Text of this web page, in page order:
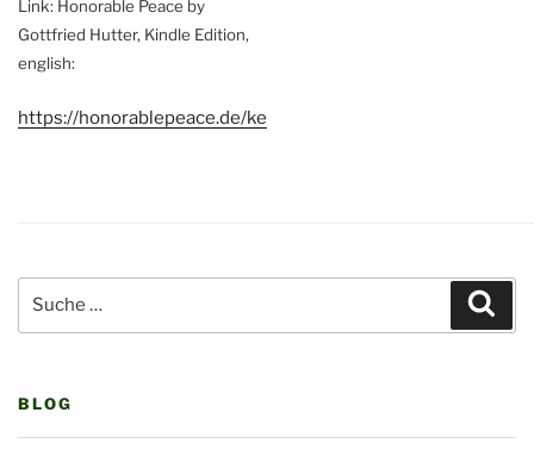
Link: Honorable Peace by
Gottfried Hutter, Kindle Edition,
english:
https://honorablepeace.de/ke
nach:
BLOG